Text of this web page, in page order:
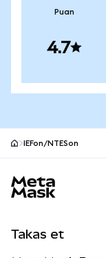
Puan
4.7
IEFon/NTESon
Takas et